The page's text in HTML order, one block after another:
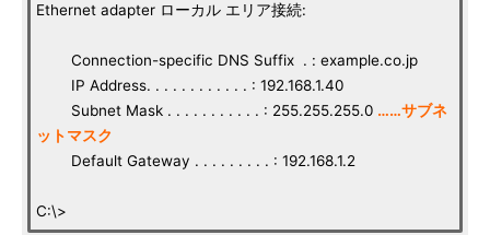
Ethernet adapter ローカル エリア接続:
Connection-specific DNS Suffix . : example.co.jp
IP Address. . . . . . . . . . . . : 192.168.1.40
Subnet Mask . . . . . . . . . . . : 255.255.255.0 ……サブネ
ットマスク
Default Gateway . . . . . . . . . : 192.168.1.2
C:\>